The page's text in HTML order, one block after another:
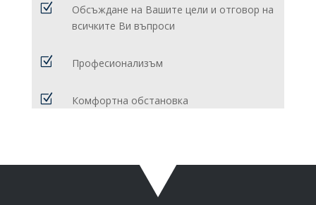
Z
Обсъждане на Вашите цели и отговор на
всичките Ви въпроси
Z Професионализъм
Z Комфортна обстановка